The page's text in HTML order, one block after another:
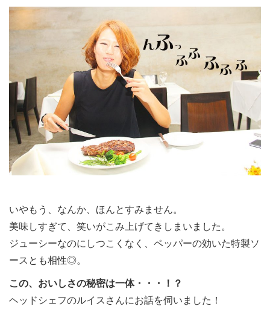
いやもう、なんか、ほんとすみません。
美味しすぎて、笑いがこみ上げてきしまいました。
ジューシーなのにしつこくなく、ペッパーの効いた特製ソ
ースとも相性◎。
この、おいしさの秘密は一体・・・！？
ヘッドシェフのルイスさんにお話を伺いました！